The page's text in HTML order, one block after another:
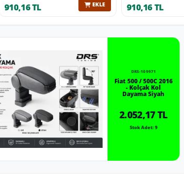
910,16 TL EKLE 910,16 TL
DRS-109971
Fiat 500 / 500C 2016
- Kolçak Kol
Dayama Siyah
2.052,17 TL
Stok Adet: 9